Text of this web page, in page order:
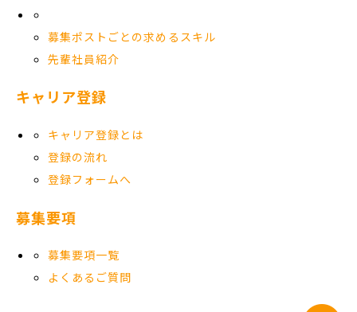
募集ポストごとの求めるスキル
先輩社員紹介
キャリア登録
キャリア登録とは
登録の流れ
登録フォームへ
募集要項
募集要項一覧
よくあるご質問